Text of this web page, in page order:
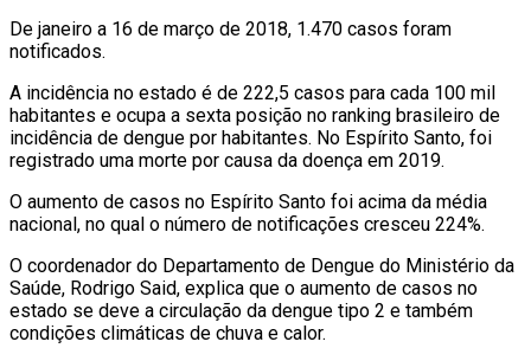
De janeiro a 16 de março de 2018, 1.470 casos foram
notificados.
A incidência no estado é de 222,5 casos para cada 100 mil
habitantes e ocupa a sexta posição no ranking brasileiro de
incidência de dengue por habitantes. No Espírito Santo, foi
registrado uma morte por causa da doença em 2019.
O aumento de casos no Espírito Santo foi acima da média
nacional, no qual o número de notificações cresceu 224%.
O coordenador do Departamento de Dengue do Ministério da
Saúde, Rodrigo Said, explica que o aumento de casos no
estado se deve a circulação da dengue tipo 2 e também
condições climáticas de chuva e calor.